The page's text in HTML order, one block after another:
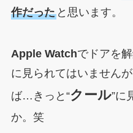
作だったと思います。
Apple Watchでドアを
に見られてはいません
ば…きっと“クール”に
か。笑